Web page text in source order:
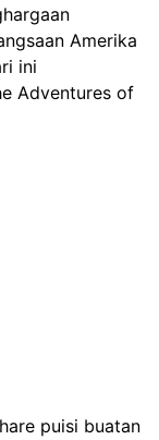
Amerika
ini
Adventures of
puisi buatan